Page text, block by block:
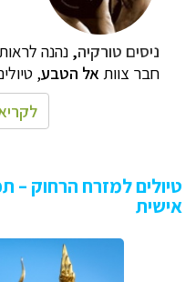
ניסים טורקיה, נהנה
חבר צוות אל הטבע,
טיולים למזרח הרחוק –
אישית